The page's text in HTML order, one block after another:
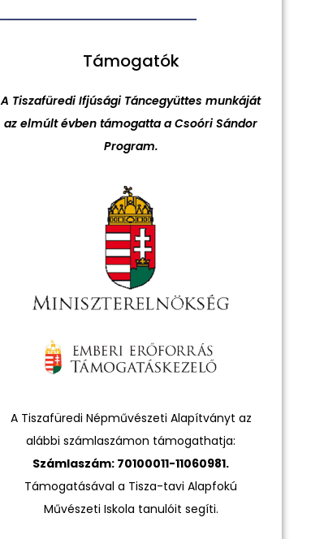
Támogatók
A Tiszafüredi Ifjúsági Táncegyüttes munkáját
az elmúlt évben támogatta a Csoóri Sándor
Program.
A Tiszafüredi Népművészeti Alapítványt az
alábbi számlaszámon támogathatja:
Számlaszám: 70100011-11060981.
Támogatásával a Tisza-tavi Alapfokú
Művészeti Iskola tanulóit segíti.